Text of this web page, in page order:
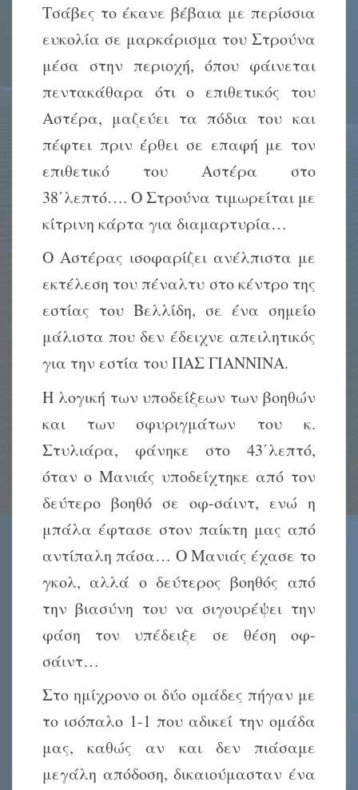
Τσάβες το έκανε βέβαια με περίσσια
ευκολία σε μαρκάρισμα του Στρούνα
μέσα στην περιοχή, όπου φάινεται
πεντακάθαρα ότι ο επιθετικός του
Αστέρα, μαζεύει τα πόδια του και
πέφτει πριν έρθει σε επαφή με τον
επιθετικό του Αστέρα στο
38΄λεπτό…. Ο Στρούνα τιμωρείται με
κίτρινη κάρτα για διαμαρτυρία…
Ο Αστέρας ισοφαρίζει ανέλπιστα με
εκτέλεση του πέναλτυ στο κέντρο της
εστίας του Βελλίδη, σε ένα σημείο
μάλιστα που δεν έδειχνε απειλητικός
για την εστία του ΠΑΣ ΓΙΑΝΝΙΝΑ.
Η λογική των υποδείξεων των βοηθών
και των σφυριγμάτων του κ.
Στυλιάρα, φάνηκε στο 43΄λεπτό,
όταν ο Μανιάς υποδείχτηκε από τον
δεύτερο βοηθό σε οφ-σάιντ, ενώ η
μπάλα έφτασε στον παίκτη μας από
αντίπαλη πάσα… Ο Μανιάς έχασε το
γκολ, αλλά ο δεύτερος βοηθός από
την βιασύνη του να σιγουρέψει την
φάση τον υπέδειξε σε θέση οφ-
σάιντ…
Στο ημίχρονο οι δύο ομάδες πήγαν με
το ισόπαλο 1-1 που αδικεί την ομάδα
μας, καθώς αν και δεν πιάσαμε
μεγάλη απόδοση, δικαιούμασταν ένα